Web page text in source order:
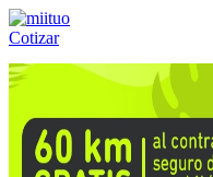
Cotizar
Llámanos al:(55) 84-21-05-00